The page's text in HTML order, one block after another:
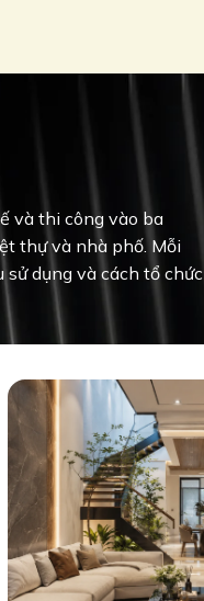
và thi công vào ba
thự và nhà phố. Mỗi
dụng và cách tổ chức